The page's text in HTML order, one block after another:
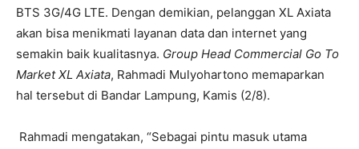
BTS 3G/4G LTE. Dengan demikian, pelanggan XL Axiata
akan bisa menikmati layanan data dan internet yang
semakin baik kualitasnya. Group Head Commercial Go To
Market XL Axiata, Rahmadi Mulyohartono memaparkan
hal tersebut di Bandar Lampung, Kamis (2/8).
Rahmadi mengatakan, “Sebagai pintu masuk utama